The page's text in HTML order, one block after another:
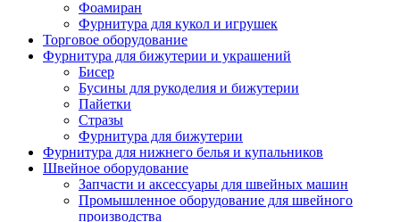
Фоамиран
Фурнитура для кукол и игрушек
Торговое оборудование
Фурнитура для бижутерии и украшений
Бисер
Бусины для рукоделия и бижутерии
Пайетки
Стразы
Фурнитура для бижутерии
Фурнитура для нижнего белья и купальников
Швейное оборудование
Запчасти и аксессуары для швейных машин
Промышленное оборудование для швейного
производства